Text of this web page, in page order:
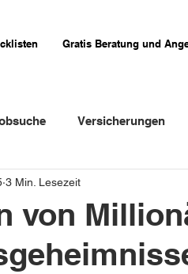
Gratis Beratung und
Versicherungen
Firmenportraits
von
3 Min. Lesezeit